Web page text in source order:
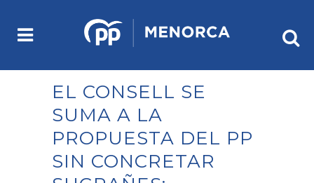
EL CONSELL SE
SUMA A LA
PROPUESTA DEL PP
SIN CONCRETAR